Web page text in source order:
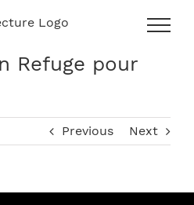
Refuge pour
Previous Next